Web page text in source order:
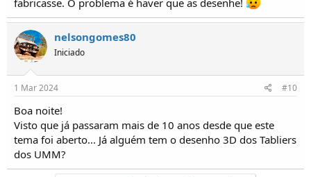
nelsongomes80
Iniciado
1 Mar 2024 #10
Boa noite!
Visto que já passaram mais de 10 anos desde que este
tema foi aberto... Já alguém tem o desenho 3D dos Tabliers
dos UMM?